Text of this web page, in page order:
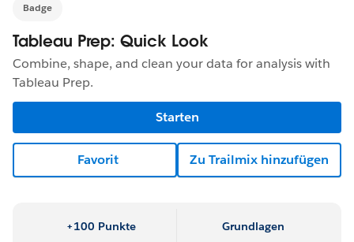
Badge
Tableau Prep: Quick Look
Combine, shape, and clean your data for analysis with
Tableau Prep.
Starten
Favorit Zu Trailmix hinzufügen
+100 Punkte Grundlagen